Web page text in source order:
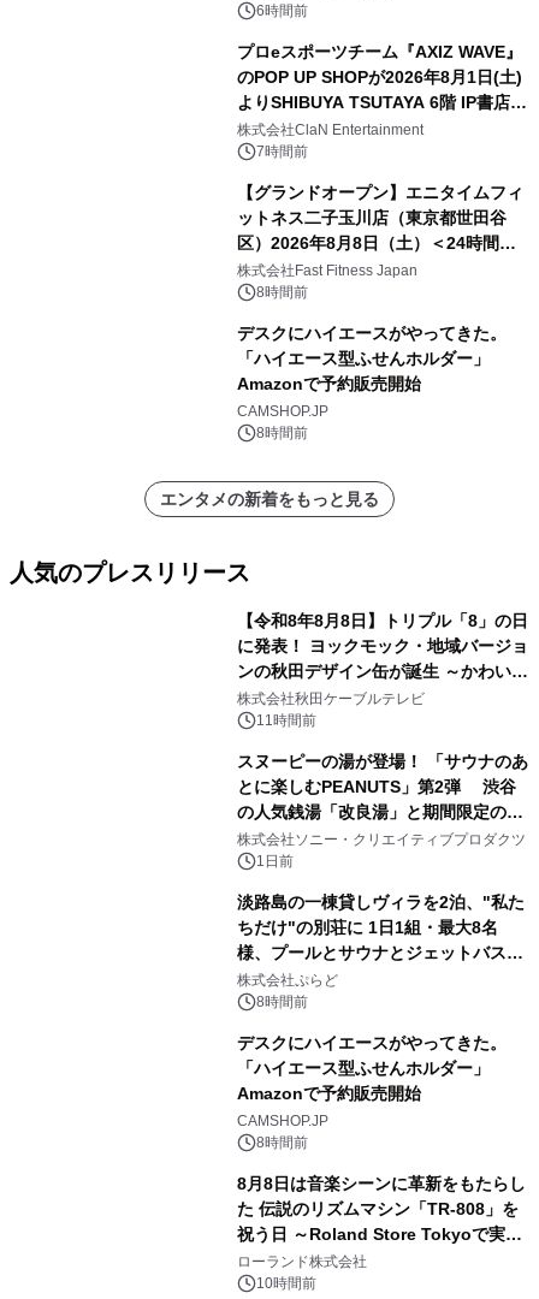
6時間前
プロeスポーツチーム『AXIZ WAVE』
のPOP UP SHOPが2026年8月1日(土)
よりSHIBUYA TSUTAYA 6階 IP書店で
開催決定！！
株式会社ClaN Entertainment
7時間前
【グランドオープン】エニタイムフィ
ットネス二子玉川店（東京都世田谷
区）2026年8月8日（土）＜24時間年
中無休のフィットネスジム＞
株式会社Fast Fitness Japan
8時間前
デスクにハイエースがやってきた。
「ハイエース型ふせんホルダー」
Amazonで予約販売開始
CAMSHOP.JP
8時間前
エンタメの新着をもっと見る
人気のプレスリリース
【令和8年8月8日】トリプル「8」の日
に発表！ ヨックモック・地域バージョ
ンの秋田デザイン缶が誕生 ～かわいい
秋田犬の子犬と秋田の四季と名所を巡
るパッケージ～ 9月1日(火)秋田県内で
株式会社秋田ケーブルテレビ
11時間前
スヌーピーの湯が登場！ 「サウナのあ
とに楽しむPEANUTS」第2弾 渋谷
の人気銭湯「改良湯」と期間限定のコ
ラボレーション サウナイキタイコラ
ボグッズも発売決定！
株式会社ソニー・クリエイティブプロダクツ
1日前
淡路島の一棟貸しヴィラを2泊、"私た
ちだけ"の別荘に 1日1組・最大8名
様、プールとサウナとジェットバス付
きで Villa Mon Temps AWAJIの連泊
素泊りプラン
株式会社ぷらど
8時間前
デスクにハイエースがやってきた。
「ハイエース型ふせんホルダー」
Amazonで予約販売開始
CAMSHOP.JP
8時間前
8月8日は音楽シーンに革新をもたらし
た 伝説のリズムマシン「TR-808」を
祝う日 ～Roland Store Tokyoで実機
を展示しての 記念キャンペーンを開
催 英国ラジオ「NTS」の 特別プログ
ローランド株式会社
10時間前